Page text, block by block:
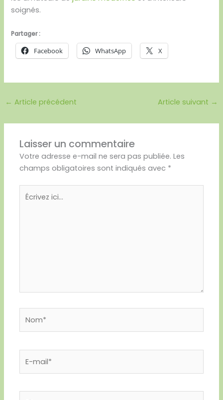
soignés.
Partager :
Facebook WhatsApp X
← Article précédent Article suivant →
Laisser un commentaire
Votre adresse e-mail ne sera pas publiée. Les
champs obligatoires sont indiqués avec *
ici…
mail*